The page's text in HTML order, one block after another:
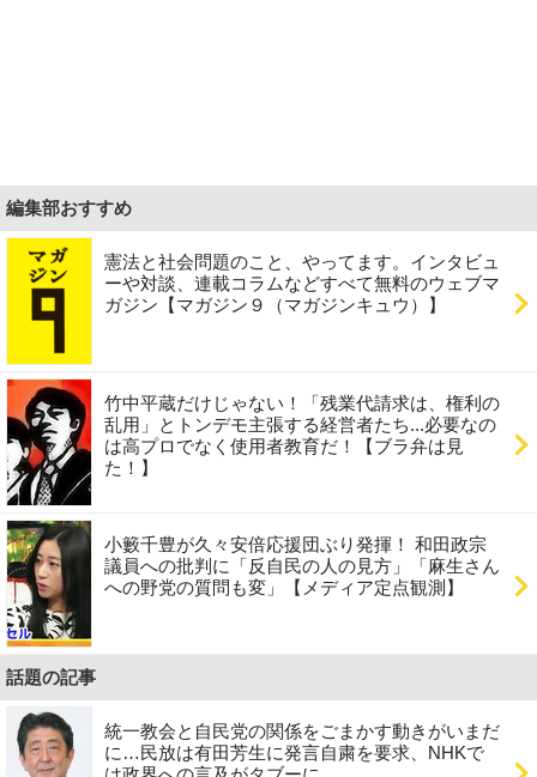
編集部おすすめ
憲法と社会問題のこと、やってます。インタビュ
ーや対談、連載コラムなどすべて無料のウェブマ
ガジン【マガジン９（マガジンキュウ）】
竹中平蔵だけじゃない！「残業代請求は、権利の
乱用」とトンデモ主張する経営者たち...必要なの
は高プロでなく使用者教育だ！【ブラ弁は見
た！】
小籔千豊が久々安倍応援団ぶり発揮！ 和田政宗
議員への批判に「反自民の人の見方」「麻生さん
への野党の質問も変」【メディア定点観測】
話題の記事
統一教会と自民党の関係をごまかす動きがいまだ
に…民放は有田芳生に発言自粛を要求、NHKで